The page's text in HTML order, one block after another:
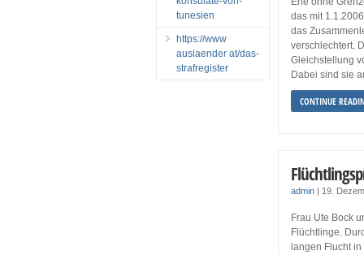
das mit
das
verschlechtert.
Gleichstellung
Dabei sind sie
CONTINUE
admin | 19.
Frau Ute Bock
Flüchtlinge.
langen Flucht
tunesien
https://www
auslaender at/das-
strafregister